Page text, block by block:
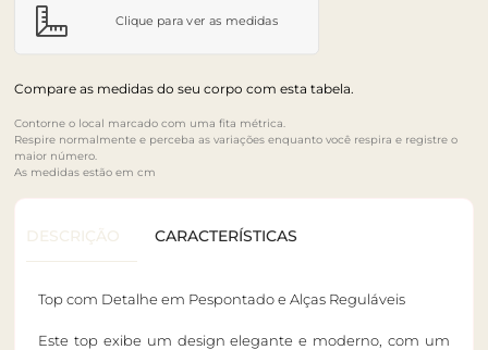
Clique para ver as medidas
Compare as medidas do seu corpo com esta tabela.
Contorne o local marcado com uma fita métrica.
Respire normalmente e perceba as variações enquanto você respira e registre o
maior número.
As medidas estão em cm
DESCRIÇÃO CARACTERÍSTICAS
Top com Detalhe em Pespontado e Alças Reguláveis
Este top exibe um design elegante e moderno, com um